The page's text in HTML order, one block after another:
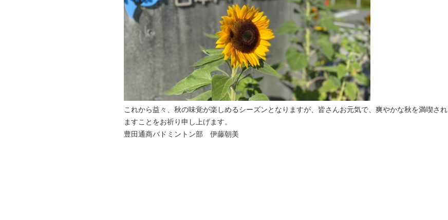
これから益々、秋の味覚が楽しめるシーズンとなりますが、皆さんお元気で、爽やかな秋を満喫され
ますことをお祈り申し上げます。
豊田通商バドミントン部 伊藤朝美